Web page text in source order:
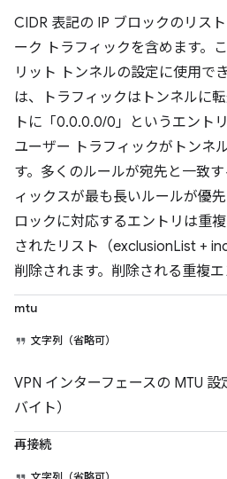
CIDR 表記の IP ブロックのリス
ーク トラフィックを含めます。
リット トンネルの設定に使用で
は、トラフィックはトンネルに
トに「0.0.0.0/0」というエント
ユーザー トラフィックがトンネ
す。多くのルールが宛先と一致
ィックスが最も長いルールが優
ロックに対応するエントリは重
されたリスト（exclusionList +
削除されます。削除される重複エ
mtu
文字列（省略可）
VPN インターフェースの MTU
バイト）
再接続